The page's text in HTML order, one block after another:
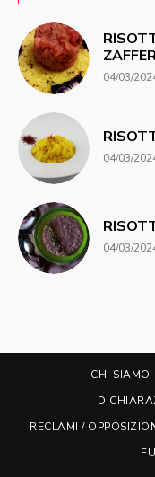
04/03/
04/03/
04/03/
CHI SIAMO
RECLAMI /